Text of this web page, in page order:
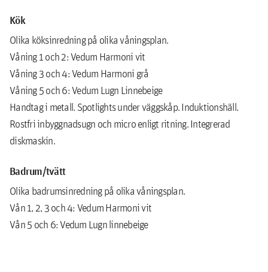
Kök
Olika köksinredning på olika våningsplan.
Våning 1 och 2: Vedum Harmoni vit
Våning 3 och 4: Vedum Harmoni grå
Våning 5 och 6: Vedum Lugn Linnebeige
Handtag i metall. Spotlights under väggskåp. Induktionshäll.
Rostfri inbyggnadsugn och micro enligt ritning. Integrerad
diskmaskin.
Badrum/tvätt
Olika badrumsinredning på olika våningsplan.
Vån 1, 2, 3 och 4: Vedum Harmoni vit
Vån 5 och 6: Vedum Lugn linnebeige